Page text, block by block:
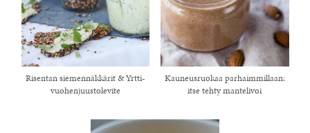
Risentan siemennäkkärit & Yrtti-
vuohenjuustolevite
Kauneusruokaa parhaimmillaan:
itse tehty mantelivoi